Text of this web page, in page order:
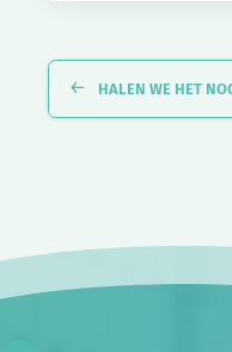
Navigatie
HALEN WE HET